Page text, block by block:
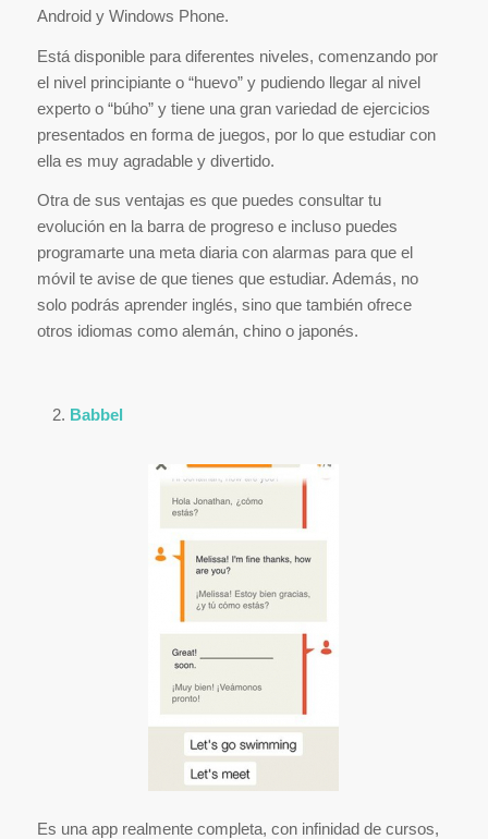
Android y Windows Phone.
Está disponible para diferentes niveles, comenzando por
el nivel principiante o “huevo” y pudiendo llegar al nivel
experto o “búho” y tiene una gran variedad de ejercicios
presentados en forma de juegos, por lo que estudiar con
ella es muy agradable y divertido.
Otra de sus ventajas es que puedes consultar tu
evolución en la barra de progreso e incluso puedes
programarte una meta diaria con alarmas para que el
móvil te avise de que tienes que estudiar. Además, no
solo podrás aprender inglés, sino que también ofrece
otros idiomas como alemán, chino o japonés.
Babbel
Es una app realmente completa, con infinidad de cursos,